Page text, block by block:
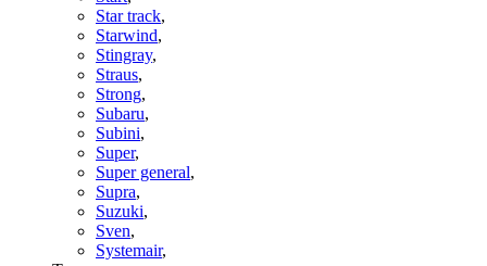
Star track,
Starwind,
Stingray,
Straus,
Strong,
Subaru,
Subini,
Super,
Super general,
Supra,
Suzuki,
Sven,
Systemair,